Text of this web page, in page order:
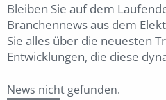
Bleiben Sie auf dem
Branchennews aus dem
Sie alles über die neuesten
Entwicklungen, die diese
News nicht gefunden.